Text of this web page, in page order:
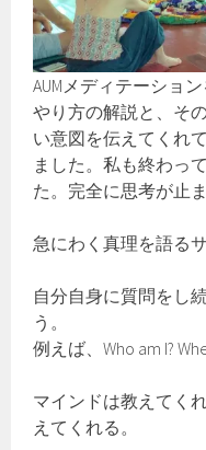
AUMメディテーショ
やり方の解説と、そ
い意図を伝えてくれ
ました。私も終わっ
た。完全に思考が止
急にわく真理を語る
自分自身に質問をし
う。
例えば、Who am I?
マインドは教えてく
えてくれる。